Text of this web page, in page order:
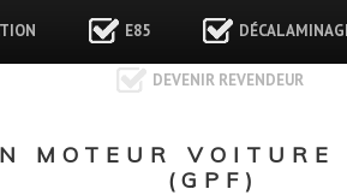
E85
DEVENIR REVENDEUR
MOTEUR
(GPF)